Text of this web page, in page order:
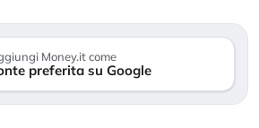
Money.it come
preferita su Google